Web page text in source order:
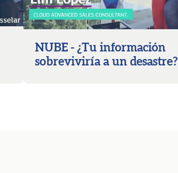
NUBE - ¿Tu información
sobreviviría a un desastre?